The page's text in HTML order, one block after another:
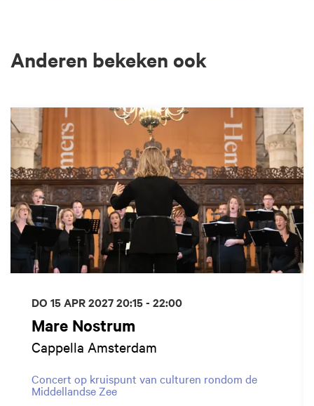
Anderen bekeken ook
Mare Nostrum
Cappella Amsterdam
Concert op kruispunt van culturen rondom de
Middellandse Zee
DO 15 APR 202720:15 - 22:00